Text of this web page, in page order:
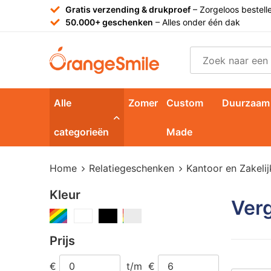
Gratis verzending & drukproef– Zorgeloos
50.000+ geschenken – Alles onder één dak
Alle
categorieën
Zomer Custom
Made
Duurzaam
Home Relatiegeschenken Kantoor en
Kleur
Prijs
€ t/m €